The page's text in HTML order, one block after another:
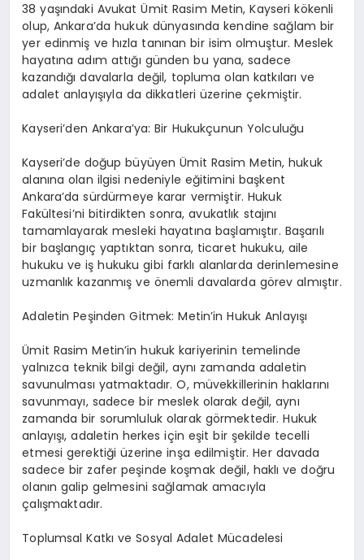
38 yaşındaki Avukat Ümit Rasim Metin, Kayseri kökenli
olup, Ankara’da hukuk dünyasında kendine sağlam bir
yer edinmiş ve hızla tanınan bir isim olmuştur. Meslek
hayatına adım attığı günden bu yana, sadece
kazandığı davalarla değil, topluma olan katkıları ve
adalet anlayışıyla da dikkatleri üzerine çekmiştir.
Kayseri’den Ankara’ya: Bir Hukukçunun Yolculuğu
Kayseri’de doğup büyüyen Ümit Rasim Metin, hukuk
alanına olan ilgisi nedeniyle eğitimini başkent
Ankara’da sürdürmeye karar vermiştir. Hukuk
Fakültesi’ni bitirdikten sonra, avukatlık stajını
tamamlayarak mesleki hayatına başlamıştır. Başarılı
bir başlangıç yaptıktan sonra, ticaret hukuku, aile
hukuku ve iş hukuku gibi farklı alanlarda derinlemesine
uzmanlık kazanmış ve önemli davalarda görev almıştır.
Adaletin Peşinden Gitmek: Metin’in Hukuk Anlayışı
Ümit Rasim Metin’in hukuk kariyerinin temelinde
yalnızca teknik bilgi değil, aynı zamanda adaletin
savunulması yatmaktadır. O, müvekkillerinin haklarını
savunmayı, sadece bir meslek olarak değil, aynı
zamanda bir sorumluluk olarak görmektedir. Hukuk
anlayışı, adaletin herkes için eşit bir şekilde tecelli
etmesi gerektiği üzerine inşa edilmiştir. Her davada
sadece bir zafer peşinde koşmak değil, haklı ve doğru
olanın galip gelmesini sağlamak amacıyla
çalışmaktadır.
Toplumsal Katkı ve Sosyal Adalet Mücadelesi